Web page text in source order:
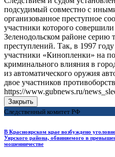
подсудимый совместно с
организованное преступное
участники которого
Зеленодольском районе серию
преступлений. Так, в 1997
участники «Кинопленки» на
криминального влияния в
из автоматического оружия
двое участников
https://www.gubnews.ru/
Закрыть
Следственный комитет РФ
В Красноярском крае возбуждено
Уярского района, обвиняемого в
мошенничестве